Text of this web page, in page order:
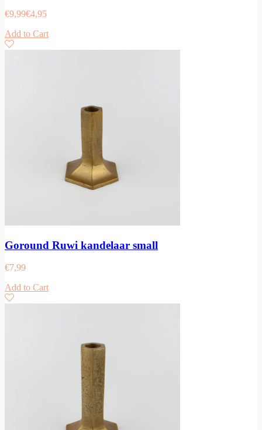
€9,99€4,95
Add to Cart
Goround Ruwi kandelaar small
€7,99
Add to Cart